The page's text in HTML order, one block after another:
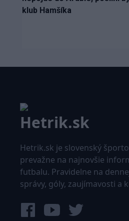
klub Hamšíka
Hetrik.sk je slovenský
prevažne na najnovšie
futbalu. Pravidelne na
správy, góly, zaujímavosti a